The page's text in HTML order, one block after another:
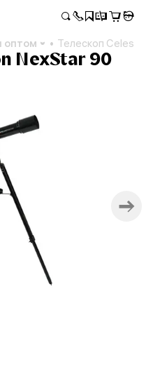
оптом Телескоп
NexStar 90